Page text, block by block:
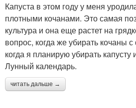
Капуста в этом году у меня
плотными кочанами. Это самая
культура и она еще растет на
вопрос, когда же убирать кочаны
когда я планирую убирать
Лунный календарь.
читать дальше →